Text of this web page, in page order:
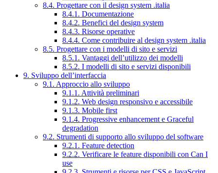
8.4. Progettare con il design system .italia
8.4.1. Documentazione
8.4.2. Benefici del design system
8.4.3. Risorse operative
8.4.4. Come contribuire al design system .italia
8.5. Progettare con i modelli di sito e servizi
8.5.1. Vantaggi dell’utilizzo dei modelli
8.5.2. I modelli di sito e servizi disponibili
9. Sviluppo dell’interfaccia
9.1. Approccio allo sviluppo
9.1.1. Attività preliminari
9.1.2. Web design responsivo e accessibile
9.1.3. Mobile first
9.1.4. Progressive enhancement e Graceful
degradation
9.2. Strumenti di supporto allo sviluppo del software
9.2.1. Feature detection
9.2.2. Verificare le feature disponibili con Can I
use